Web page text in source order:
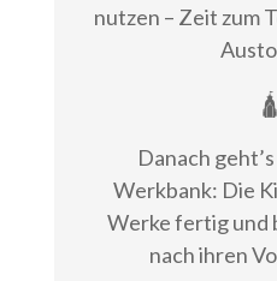
nutzen – Zeit zum
🛕
Danach
Werkbank: Die
Werke fertig und
nach ihren